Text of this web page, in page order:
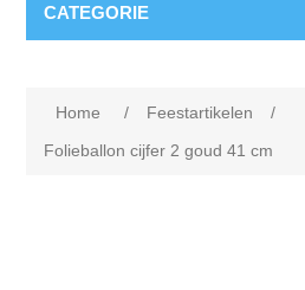
CATEGORIE
Home / Feestartikelen /
Folieballon cijfer 2 goud 41 cm